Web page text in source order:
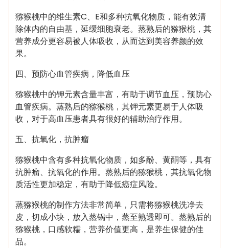
猕猴桃中的维生素C、E和多种抗氧化物质，能有效清
除体内的自由基，延缓细胞衰老。蒸熟后的猕猴桃，其
营养成分更容易被人体吸收，从而达到美容养颜的效
果。
四、预防心血管疾病，降低血压
猕猴桃中的钾元素含量丰富，有助于调节血压，预防心
血管疾病。蒸熟后的猕猴桃，其钾元素更易于人体吸
收，对于高血压患者具有很好的辅助治疗作用。
五、抗氧化，抗肿瘤
猕猴桃中含有多种抗氧化物质，如多酚、黄酮等，具有
抗肿瘤、抗氧化的作用。蒸熟后的猕猴桃，其抗氧化物
质活性更加稳定，有助于降低癌症风险。
蒸猕猴桃的制作方法非常简单，只需将猕猴桃洗净去
皮，切成小块，放入蒸锅中，蒸至熟透即可。蒸熟后的
猕猴桃，口感软糯，营养价值更高，是养生保健的佳
品。